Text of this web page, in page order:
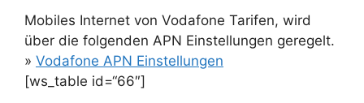
Mobiles Internet von Vodafone Tarifen, wird
über die folgenden APN Einstellungen geregelt.
» Vodafone APN Einstellungen
[ws_table id=“66″]